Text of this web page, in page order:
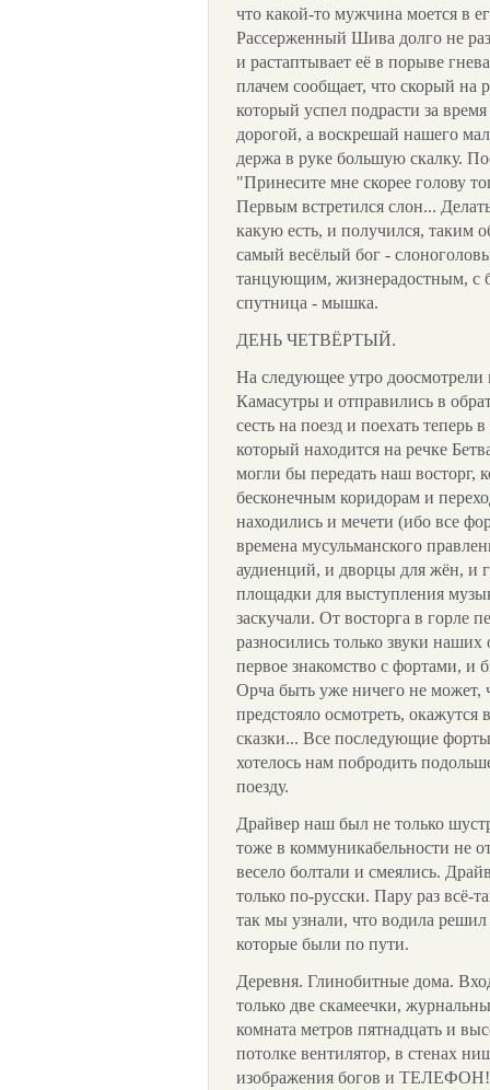
что какой-то мужчина моется в
Рассерженный Шива долго не
и растаптывает её в порыве
плачем сообщает, что скорый на
который успел подрасти за
дорогой, а воскрешай нашего
держа в руке большую скалку.
"Принесите мне скорее голову
Первым встретился слон...
какую есть, и получился,
самый весёлый бог -
танцующим, жизнерадостным, с
спутница - мышка.
ДЕНЬ ЧЕТВЁРТЫЙ.
На следующее утро
Камасутры и отправились в
сесть на поезд и поехать
который находится на речке
могли бы передать наш
бесконечным коридорам и
находились и мечети (ибо все
времена мусульманского
аудиенций, и дворцы для жён, и
площадки для выступления
заскучали. От восторга в горле
разносились только звуки
первое знакомство с фортами, и
Орча быть уже ничего не может,
предстояло осмотреть,
сказки... Все последующие
хотелось нам побродить
поезду.
Драйвер наш был не только
тоже в коммуникабельности не
весело болтали и смеялись.
только по-русски. Пару раз всё-
так мы узнали, что водила
которые были по пути.
Деревня. Глинобитные дома.
только две скамеечки,
комната метров пятнадцать и
потолке вентилятор, в стенах
изображения богов и ТЕЛЕФОН!